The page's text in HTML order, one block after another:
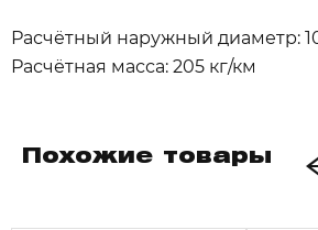
Расчётный наружный диаметр:
Расчётная масса: 205 кг/км
Похожие товары